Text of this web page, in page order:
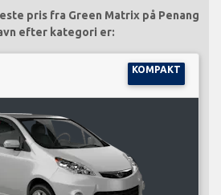
pris fra Green Matrix på Penang
efter kategori er:
KOMPAKT